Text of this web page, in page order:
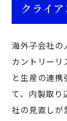
クライ
海外子会社の
カントリー
と生産の連
て、内製取り
社の見直しが